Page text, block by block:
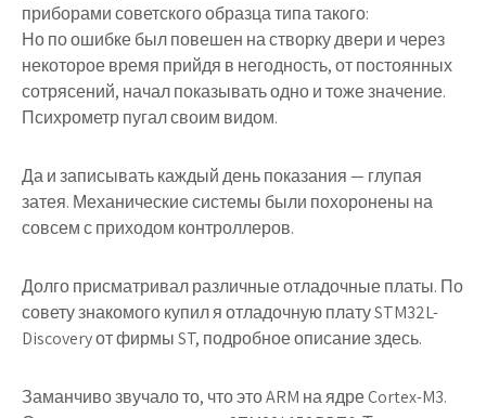
приборами советского образца типа такого:
Но по ошибке был повешен на створку двери и через
некоторое время прийдя в негодность, от постоянных
сотрясений, начал показывать одно и тоже значение.
Психрометр пугал своим видом.
Да и записывать каждый день показания — глупая
затея. Механические системы были похоронены на
совсем с приходом контроллеров.
Долго присматривал различные отладочные платы. По
совету знакомого купил я отладочную плату STM32L-
Discovery от фирмы ST, подробное описание здесь.
Заманчиво звучало то, что это ARM на ядре Cortex-M3.